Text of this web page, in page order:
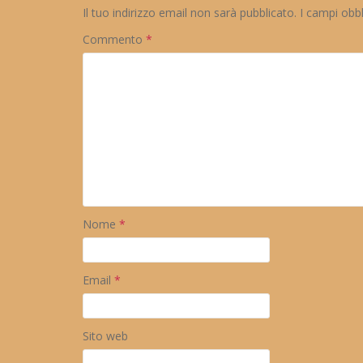
Il tuo indirizzo email non sarà pubblicato. I campi
Commento *
Nome *
Email *
Sito web